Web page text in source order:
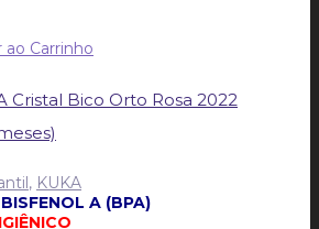
ao Carrinho
Cristal Bico Orto Rosa 2022
, KUKA
A (BPA)